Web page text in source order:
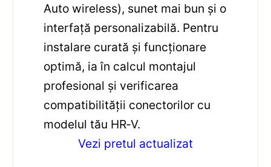
Auto wireless), sunet mai bun și o
interfață personalizabilă. Pentru
instalare curată și funcționare
optimă, ia în calcul montajul
profesional și verificarea
compatibilității conectorilor cu
modelul tău HR‑V.
Vezi pretul actualizat